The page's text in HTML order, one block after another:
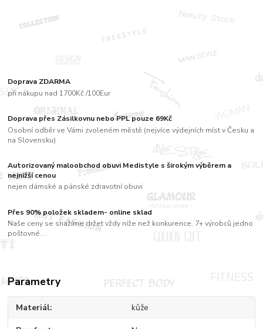
Doprava ZDARMA
při nákupu nad 1700Kč /100Eur
Doprava přes Zásilkovnu nebo PPL pouze 69Kč
Osobní odběr ve Vámi zvoleném městě (nejvíce výdejních míst v Česku a
na Slovensku)
Autorizovaný maloobchod obuvi Medistyle s širokým výběrem a
nejnižší cenou
nejen dámské a pánské zdravotní obuvi
Přes 90% položek skladem- online sklad
Naše ceny se snažíme držet vždy níže než konkurence. 7+ výrobců jedno
poštovné....
Parametry
Materiál kůže